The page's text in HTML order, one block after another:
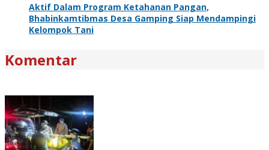
Aktif Dalam Program Ketahanan Pangan,
Bhabinkamtibmas Desa Gamping Siap Mendampingi
Kelompok Tani
Komentar